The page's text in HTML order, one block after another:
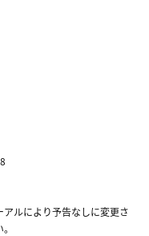
ルにより予告なしに変更さ